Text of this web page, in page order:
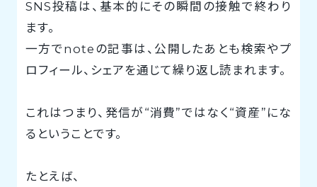
SNS投稿は、基本的にその瞬間の接触で終わり
ます。
一方でnoteの記事は、公開したあとも検索やプ
ロフィール、シェアを通じて繰り返し読まれます。
これはつまり、発信が“消費”ではなく“資産”にな
るということです。
たとえば、